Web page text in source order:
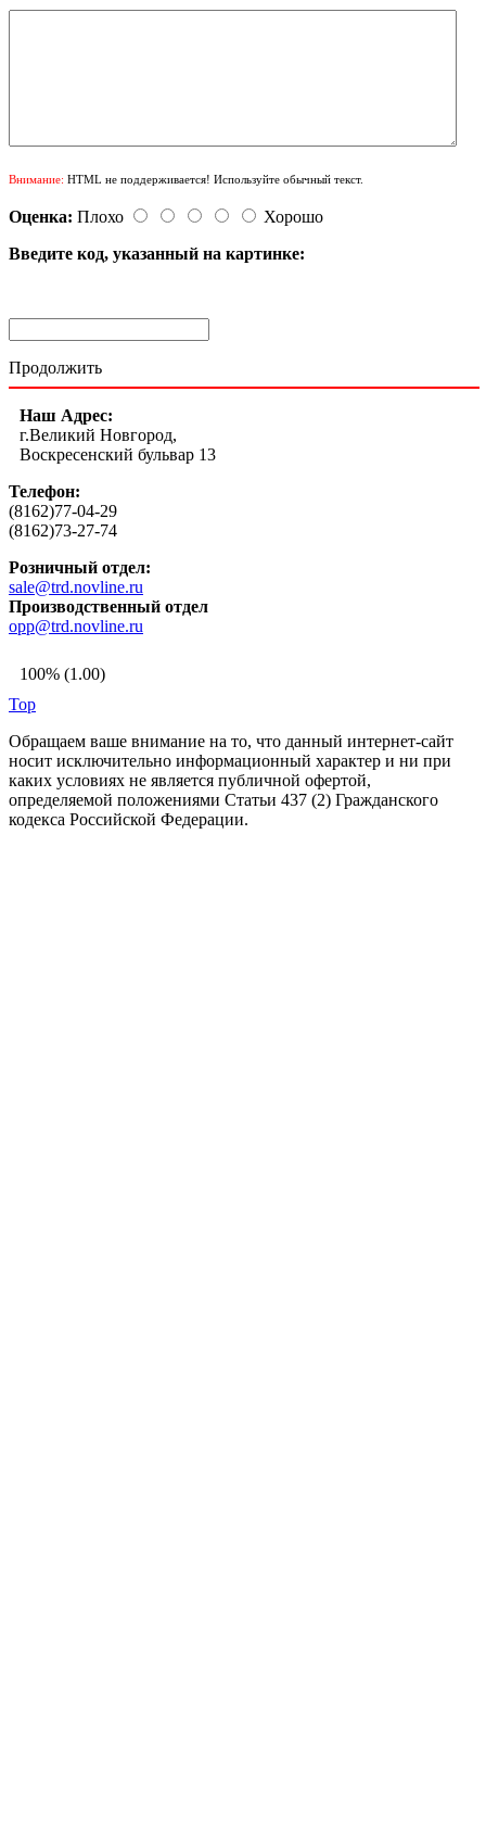
Внимание: HTML не поддерживается! Используйте обычный текст.
Оценка: Плохо
Хорошо
Введите код, указанный на картинке:
Продолжить
Наш Адрес:
г.Великий Новгород,
Воскресенский бульвар 13
Телефон:
(8162)77-04-29
(8162)73-27-74
Розничный отдел:
sale@trd.novline.ru
Производственный отдел
opp@trd.novline.ru
100% (1.00)
Top
Обращаем ваше внимание на то, что данный интернет-сайт
носит исключительно информационный характер и ни при
каких условиях не является публичной офертой,
определяемой положениями Статьи 437 (2) Гражданского
кодекса Российской Федерации.